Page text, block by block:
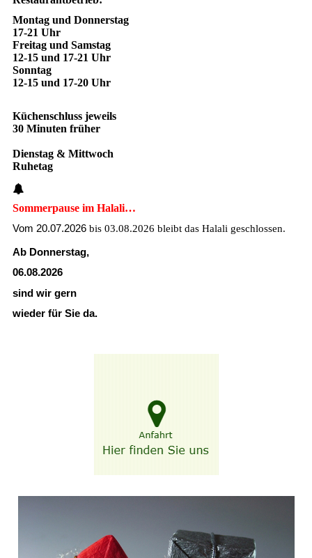
Montag und Donnerstag
17-21 Uhr
Freitag und Samstag
12-15 und 17-21 Uhr
Sonntag
12-15 und 17-20 Uhr
Küchenschluss jeweils
30 Minuten früher
Dienstag & Mittwoch
Ruhetag
Sommerpause im Halali…
Vom 20.07.2026 bis 03.08.2026 bleibt das Halali geschlossen.
Ab Donnerstag,
06.08.2026
sind wir gern
wieder für Sie da.